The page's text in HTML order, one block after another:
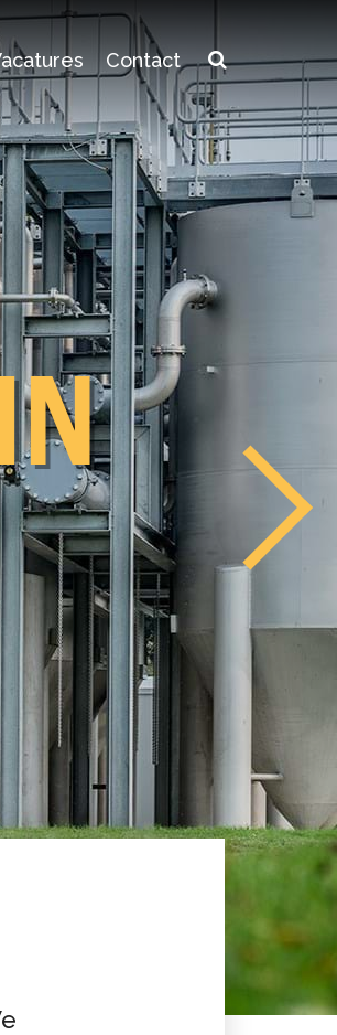
Contact